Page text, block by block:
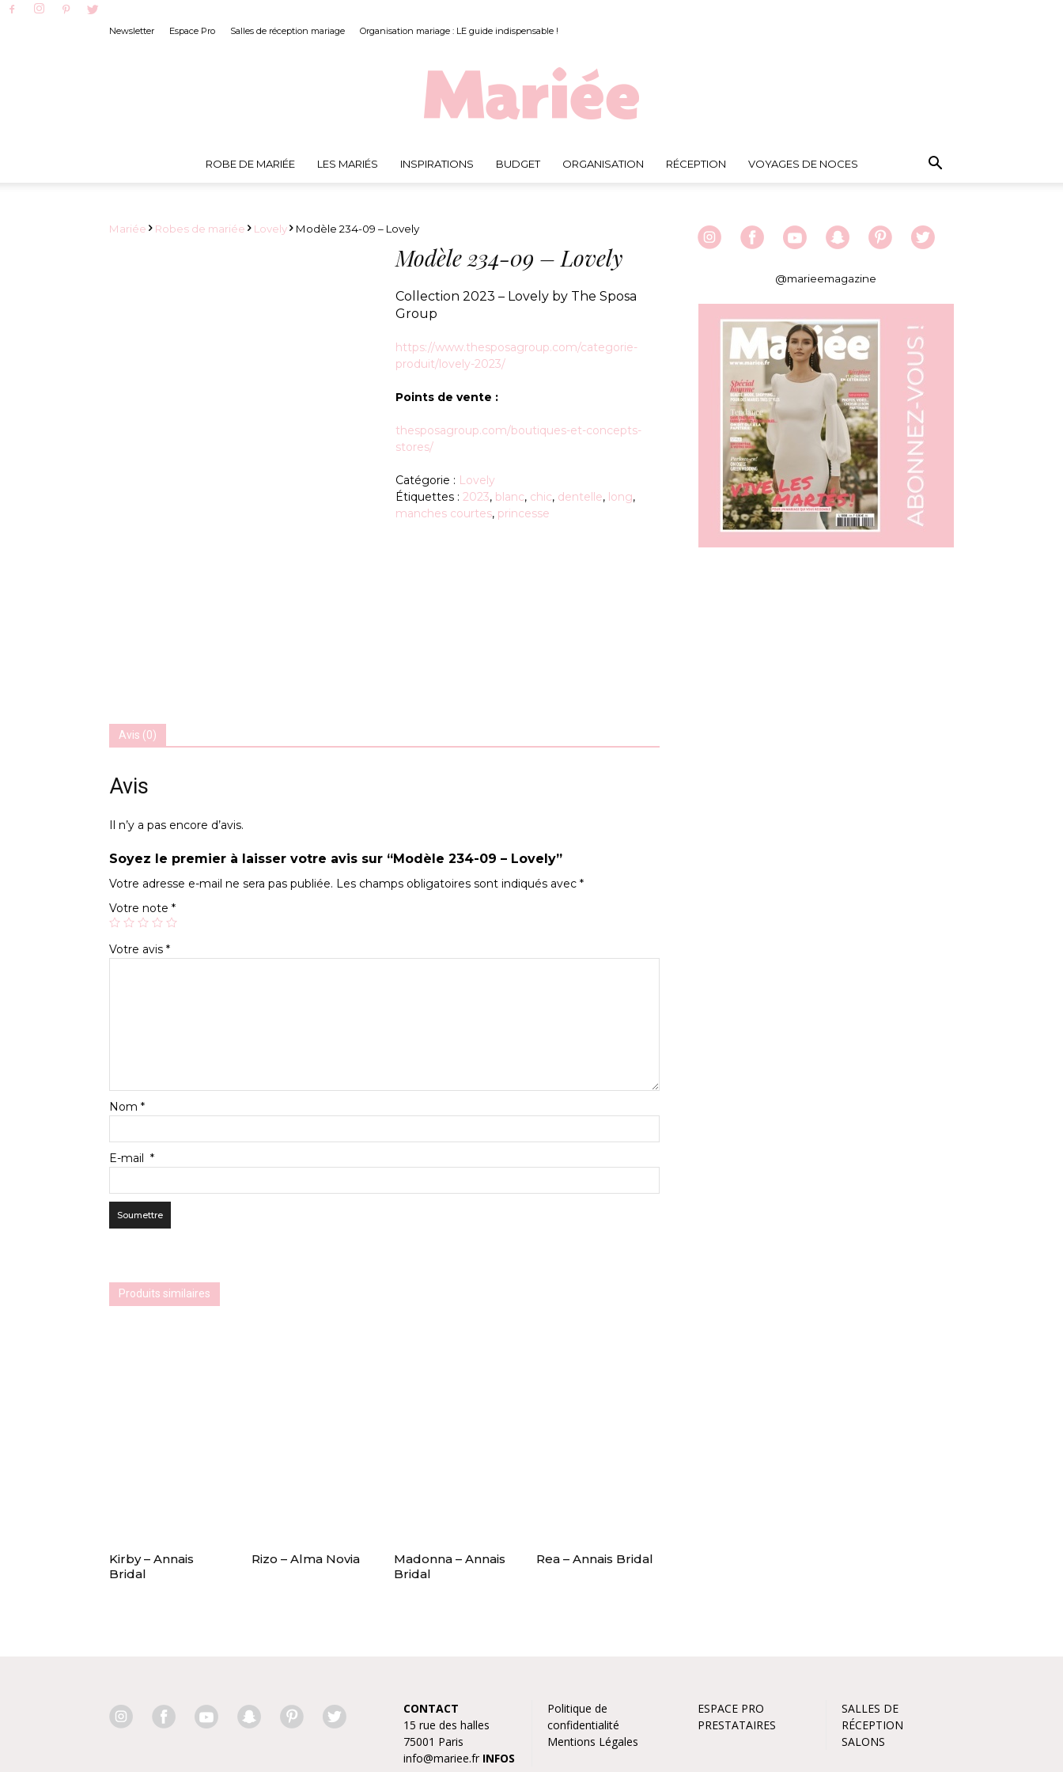
Newsletter Espace Pro Salles de réception mariage Organisation mariage : LE guide indispensable !
ROBE DE MARIÉE LES MARIÉS INSPIRATIONS BUDGET ORGANISATION RÉCEPTION VOYAGES DE NOCES
Mariée Robes de mariée Lovely Modèle 234-09 – Lovely
Modèle 234-09 – Lovely
Collection 2023 – Lovely by The Sposa
Group
https://www.thesposagroup.com/categorie-
produit/lovely-2023/
Points de vente :
thesposagroup.com/boutiques-et-concepts-
stores/
Catégorie : Lovely
Étiquettes : 2023, blanc, chic, dentelle, long,
manches courtes, princesse
Avis (0)
Avis
Il n’y a pas encore d’avis.
Soyez le premier à laisser votre avis sur “Modèle 234-09 – Lovely”
Votre adresse e-mail ne sera pas publiée. Les champs obligatoires sont indiqués avec *
Votre note *
Votre avis *
Nom *
E-mail *
Produits similaires
Kirby – Annais
Bridal
Rizo – Alma Novia
Madonna – Annais
Bridal
Rea – Annais Bridal
@marieemagazine
CONTACT
15 rue des halles
75001 Paris
info@mariee.fr INFOS
Politique de
confidentialité
Mentions Légales
ESPACE PRO
PRESTATAIRES
SALLES DE
RÉCEPTION
SALONS